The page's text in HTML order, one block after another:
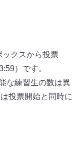
ックスから投票
）です。
な練習生の数は異
投票開始と同時に